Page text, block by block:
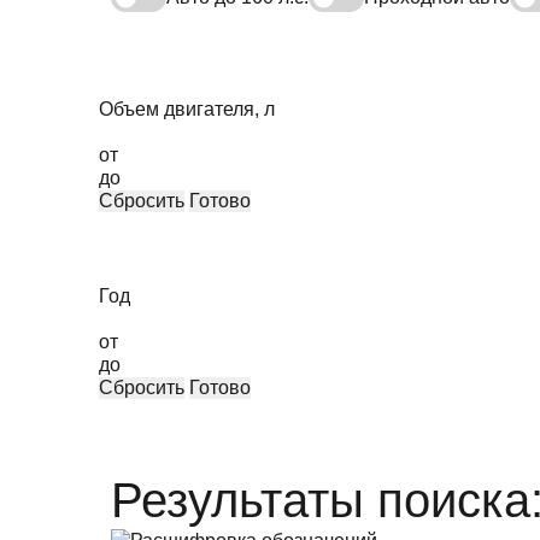
Объем двигателя, л
от
до
Сбросить Готово
Год
от
до
Сбросить Готово
Результаты